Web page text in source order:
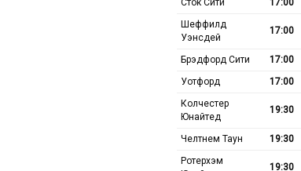
Шеффилд
Уэнсдей
17:00
Брэдфорд Сити 17:00
Уотфорд
17:00
Колчестер
Юнайтед
19:30
Челтнем Таун 19:30
Ротерхэм
19:30